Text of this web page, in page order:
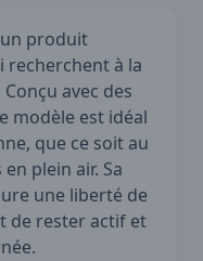
un produit
à la
avec des
modèle est idéal
que ce soit au
plein air. Sa
une liberté de
de rester actif et